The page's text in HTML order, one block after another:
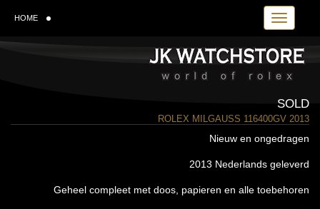
Toggle
HOME
SOLD
ROLEX MILGAUSS 116400GV 2013
Nieuw en ongedragen
2013 Nederlands geleverd
Geheel compleet met doos, papieren en alle toebehoren